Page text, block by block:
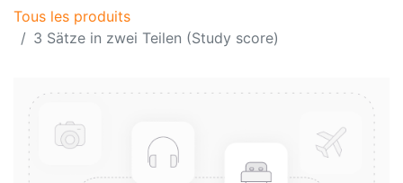
Tous les produits
3 Sätze in zwei Teilen (Study score)